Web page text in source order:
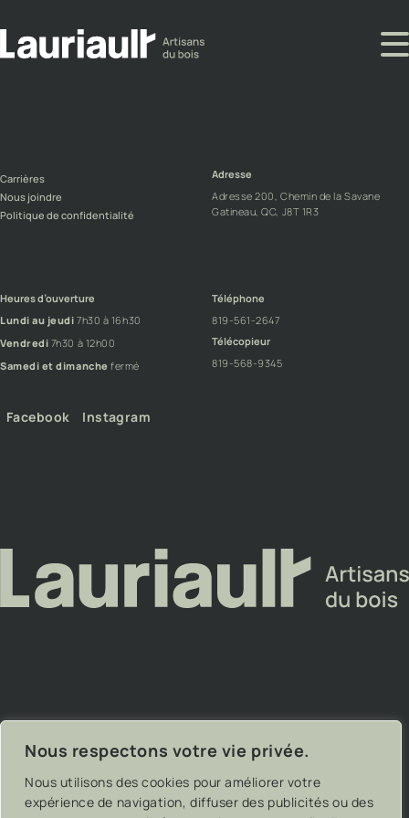
Nous respectons votre vie privée.
Nous utilisons des cookies pour améliorer votre
expérience de navigation, diffuser des publicités ou des
dfghgjgnfbdvsadfsgdmhfmgnfdgasfadfsngdmhfjg
Carrières
Nous joindre
Politique de confidentialité
Adresse
Adresse 200, Chemin de la Savane
Gatineau, QC, J8T 1R3
Heures d’ouverture
Lundi au jeudi 7h30 à 16h30
Vendredi 7h30 à 12h00
Samedi et dimanche fermé
Téléphone
819-561-2647
Télécopieur
819-568-9345
Facebook Instagram
Lauriault – Artisans du bois
– Tous droits réservés
Pixel
que nos clients font